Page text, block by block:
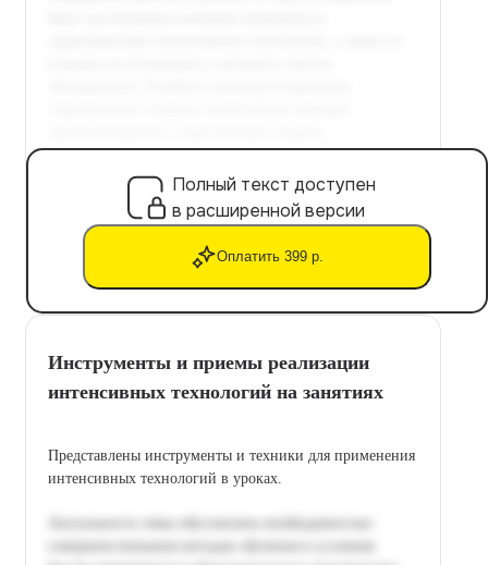
Полный текст доступен
в расширенной версии
Оплатить 399 р.
Инструменты и приемы реализации
интенсивных технологий на занятиях
Представлены инструменты и техники для применения
интенсивных технологий в уроках.